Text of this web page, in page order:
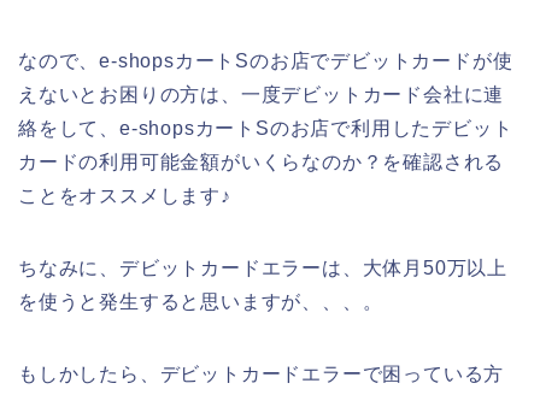
なので、e-shopsカートSのお店でデビットカードが使
えないとお困りの方は、一度デビットカード会社に連
絡をして、e-shopsカートSのお店で利用したデビット
カードの利用可能金額がいくらなのか？を確認される
ことをオススメします♪
ちなみに、デビットカードエラーは、大体月50万以上
を使うと発生すると思いますが、、、。
もしかしたら、デビットカードエラーで困っている方